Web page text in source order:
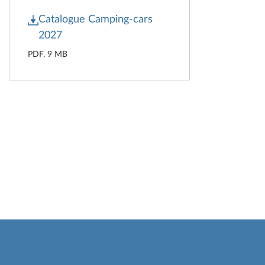
Catalogue Camping-cars
2027
PDF, 9 MB